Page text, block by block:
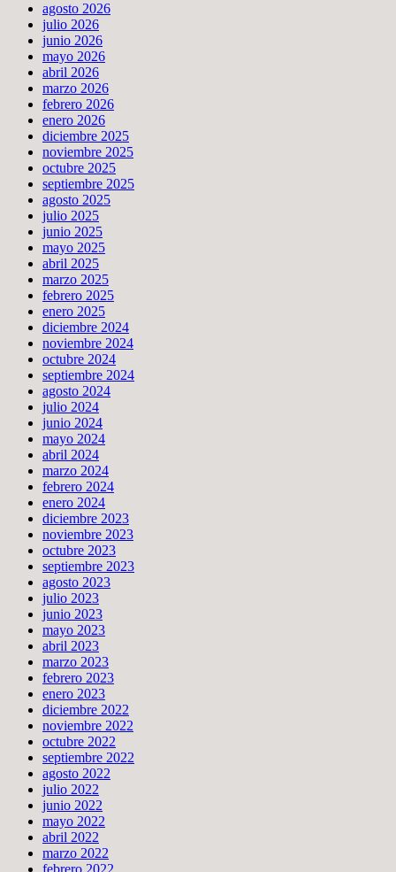
agosto 2026
julio 2026
junio 2026
mayo 2026
abril 2026
marzo 2026
febrero 2026
enero 2026
diciembre 2025
noviembre 2025
octubre 2025
septiembre 2025
agosto 2025
julio 2025
junio 2025
mayo 2025
abril 2025
marzo 2025
febrero 2025
enero 2025
diciembre 2024
noviembre 2024
octubre 2024
septiembre 2024
agosto 2024
julio 2024
junio 2024
mayo 2024
abril 2024
marzo 2024
febrero 2024
enero 2024
diciembre 2023
noviembre 2023
octubre 2023
septiembre 2023
agosto 2023
julio 2023
junio 2023
mayo 2023
abril 2023
marzo 2023
febrero 2023
enero 2023
diciembre 2022
noviembre 2022
octubre 2022
septiembre 2022
agosto 2022
julio 2022
junio 2022
mayo 2022
abril 2022
marzo 2022